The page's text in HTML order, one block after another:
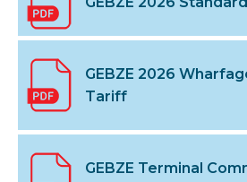
GEBZE 2026
Tariff
GEBZE Terminal